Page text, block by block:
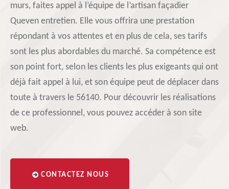
murs, faites appel à l’équipe de l’artisan façadier
Queven entretien. Elle vous offrira une prestation
répondant à vos attentes et en plus de cela, ses tarifs
sont les plus abordables du marché. Sa compétence est
son point fort, selon les clients les plus exigeants qui ont
déjà fait appel à lui, et son équipe peut de déplacer dans
toute à travers le 56140. Pour découvrir les réalisations
de ce professionnel, vous pouvez accéder à son site
web.
CONTACTEZ NOUS